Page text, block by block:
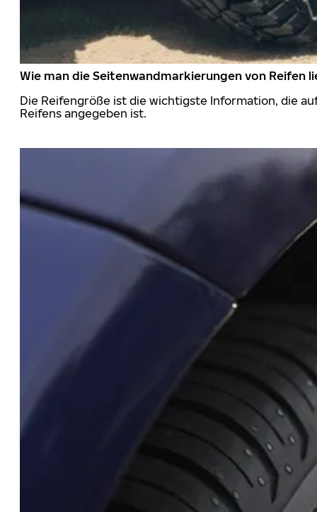
Wie man die Seitenwandmarkierungen von Reifen
Die Reifengröße ist die wichtigste Information, die
Reifens angegeben ist.